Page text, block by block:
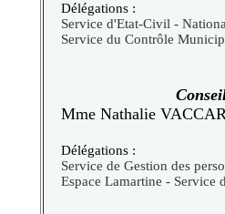
Délégations :
Service d'Etat-Civil -
Service du Contrôle
Mme Nathalie
Délégations :
Service de Gestion des
Espace Lamartine - Service